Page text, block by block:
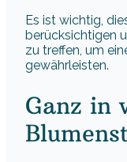
Es ist wichtig,
berücksichtigen
zu treffen, um
gewährleisten.
Ganz in